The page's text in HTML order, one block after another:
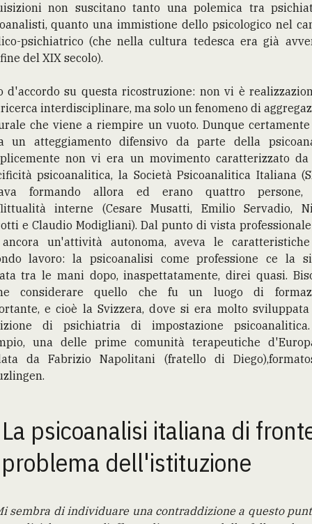
non suscitano tanto una polemica tra
quanto una immistione dello psicologico nel
psichiatrico (che nella cultura tedesca era già
del XIX secolo).
d'accordo su questa ricostruzione: non vi è
interdisciplinare, ma solo un fenomeno di
che viene a riempire un vuoto. Dunque
un atteggiamento difensivo da parte della
non vi era un movimento caratterizzato
psicoanalitica, la Società Psicoanalitica Italiana
formando allora ed erano quattro persone,
interne (Cesare Musatti, Emilio Servadio,
e Claudio Modigliani). Dal punto di vista
un'attività autonoma, aveva le
lavoro: la psicoanalisi come professione ce la
tra le mani dopo, inaspettatamente, direi quasi.
considerare quello che fu un luogo di
e cioè la Svizzera, dove si era molto
di psichiatria di impostazione
una delle prime comunità terapeutiche
da Fabrizio Napolitani (fratello di
psicoanalisi italiana di
dell'istituzione
sembra di individuare una contraddizione a questo